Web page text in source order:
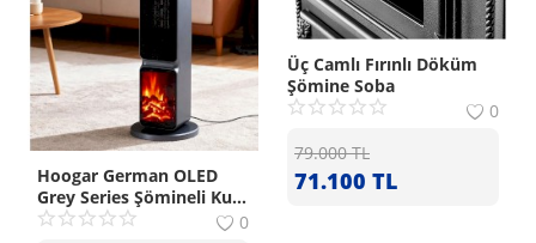
Hoogar German OLED
Grey Series Şömineli Kule
Tipi Seramik Isıtıcı
0
Üç Camlı Fırınlı Döküm
Şömine Soba
0
79.000TL
71.100 TL